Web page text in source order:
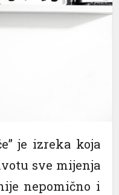
je izreka koja
sve mijenja
nepomično i